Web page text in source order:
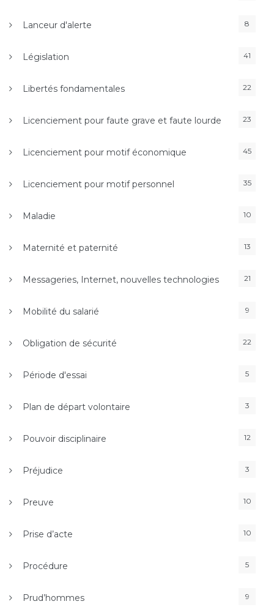
Lanceur d'alerte 8
Législation 41
Libertés fondamentales 22
Licenciement pour faute grave et faute lourde 23
Licenciement pour motif économique 45
Licenciement pour motif personnel 35
Maladie 10
Maternité et paternité 13
Messageries, Internet, nouvelles technologies 21
Mobilité du salarié 9
Obligation de sécurité 22
Période d'essai 5
Plan de départ volontaire 3
Pouvoir disciplinaire 12
Préjudice 3
Preuve 10
Prise d’acte 10
Procédure 5
Prud’hommes 9